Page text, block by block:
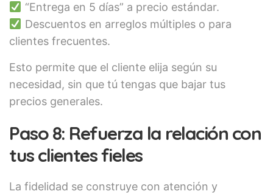
“Entrega en 5 días” a precio estándar.
Descuentos en arreglos múltiples o para
clientes frecuentes.
Esto permite que el cliente elija según su
necesidad, sin que tú tengas que bajar tus
precios generales.
Paso 8: Refuerza la relación con
tus clientes fieles
La fidelidad se construye con atención y